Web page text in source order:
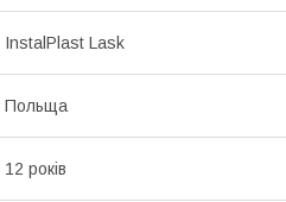
InstalPlast Lask
Польща
12 років